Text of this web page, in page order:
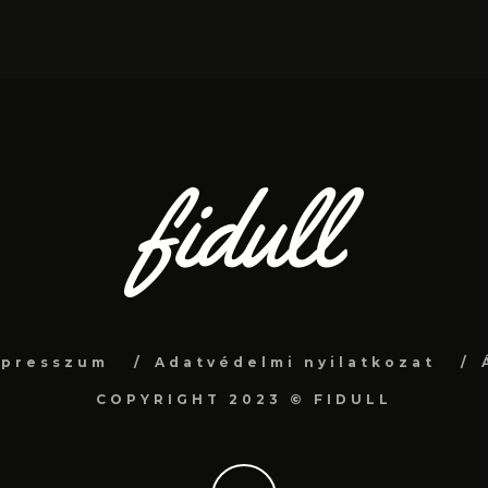
Adatvédelmi nyilatkozat
COPYRIGHT 2023 © FIDULL